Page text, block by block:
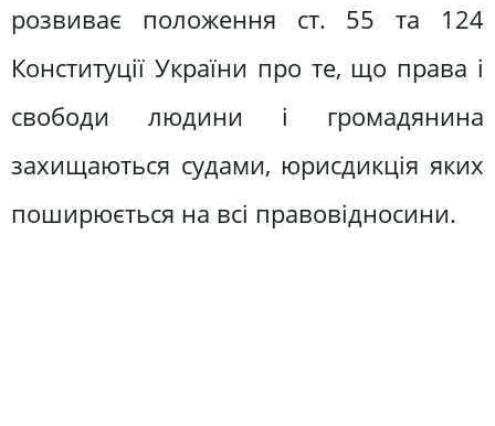
розвиває положення ст. 55 та 124
Конституції України про те, що права і
свободи людини і громадянина
захищаються судами, юрисдикція яких
поширюється на всі правовідносини.